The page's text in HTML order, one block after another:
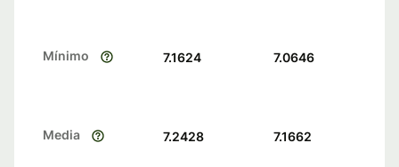
Mínimo 7.1624 7.0646
Media 7.2428 7.1662